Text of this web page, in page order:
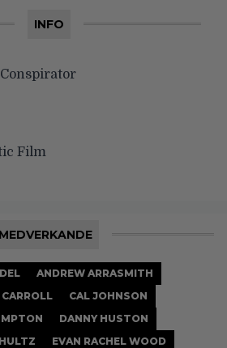
INFO
Film
MEDVERKANDE
ANDREW ARRASMITH
CAL JOHNSON
DANNY HUSTON
EVAN RACHEL WOOD